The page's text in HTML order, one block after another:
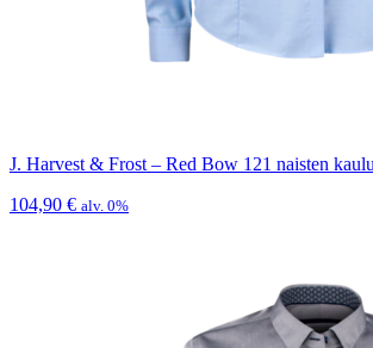
J. Harvest & Frost – Red Bow 121 naisten
104,90 € alv. 0%